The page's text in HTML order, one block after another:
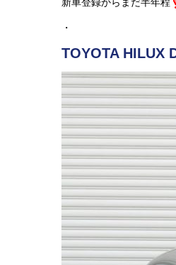
・
TOYOTA HILUX